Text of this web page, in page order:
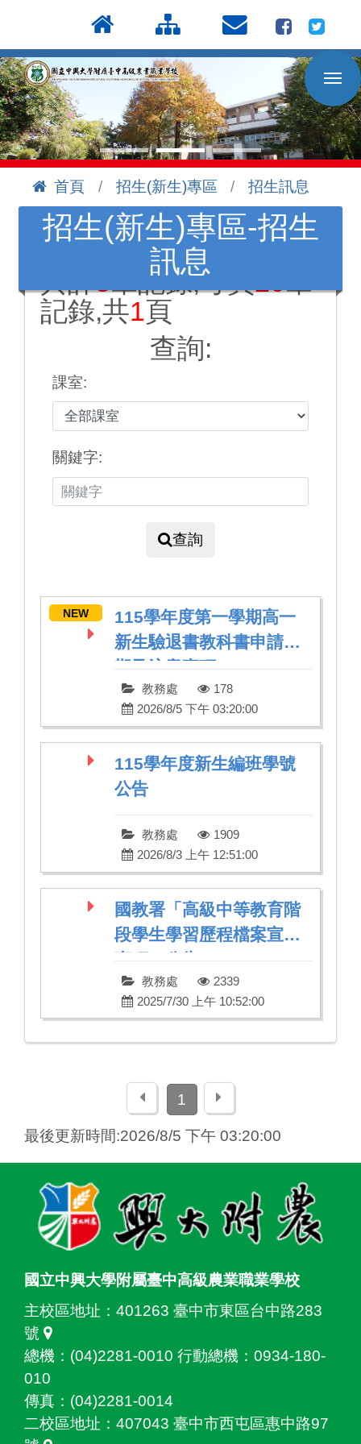
到
主
要
內
容
區
首頁 招生(新生)專區
招生訊息
招生(新生)專區-招生
訊息
共計3筆記錄,每頁20筆
記錄,共1頁
查詢:
課室:
關鍵字:
查詢
NEW
115學年度第一學期高一
新生驗退書教科書申請日
期及注意事項
教務處
178
2026/8/5 下午 03:20:00
115學年度新生編班學號
公告
教務處
1909
2026/8/3 上午 12:51:00
國教署「高級中等教育階
段學生學習歷程檔案宣導
事項」公告
教務處
2339
2025/7/30 上午 10:52:00
上一頁1 下一頁
最後更新時間:2026/8/5 下午 03:20:00
國立中興大學附屬臺中高級農業職業學校
主校區地址： 401263 臺中市東區台中路283
號
總機：(04)2281-0010 行動總機：0934-180-
010
傳真：(04)2281-0014
二校區地址： 407043 臺中市西屯區惠中路97